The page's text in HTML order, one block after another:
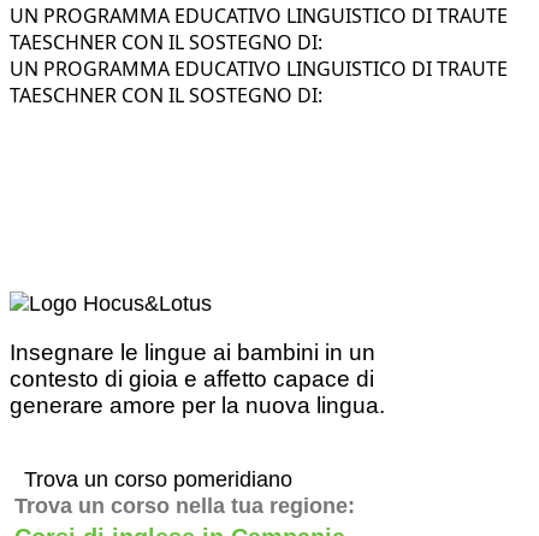
UN PROGRAMMA EDUCATIVO LINGUISTICO DI TRAUTE
TAESCHNER CON IL SOSTEGNO DI:
UN PROGRAMMA EDUCATIVO LINGUISTICO DI TRAUTE
TAESCHNER CON IL SOSTEGNO DI:
Insegnare le lingue ai bambini in un
contesto di gioia e affetto capace di
generare amore per la nuova lingua.
Trova un corso pomeridiano
Trova un corso nella tua regione: